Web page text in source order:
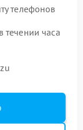
телефонов
часа